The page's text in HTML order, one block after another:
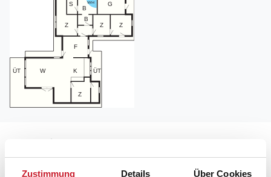
Zustimmung Details Über Cookies